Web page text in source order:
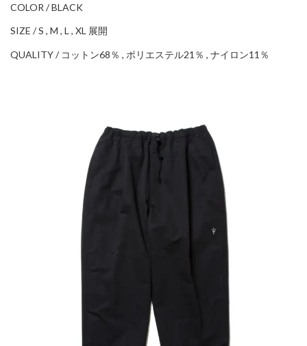
COLOR / BLACK
SIZE / S , M , L , XL 展開
QUALITY / コットン68％ , ポリエステル21％ , ナイロン11％